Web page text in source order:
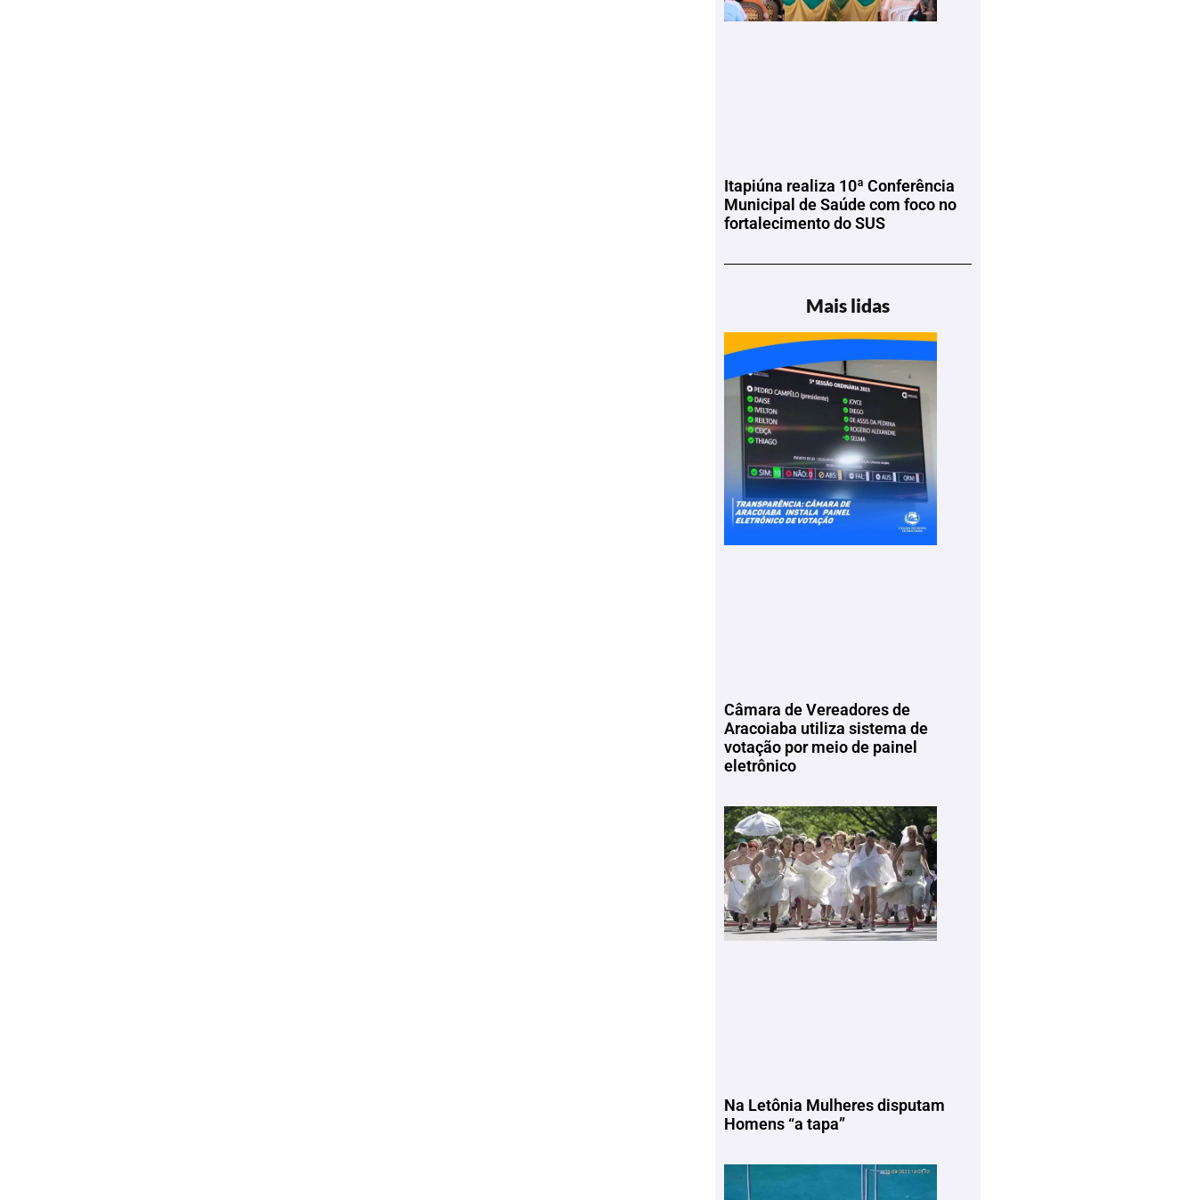
Itapiúna realiza 10ª Conferência
Municipal de Saúde com foco no
fortalecimento do SUS
Mais lidas
Câmara de Vereadores de
Aracoiaba utiliza sistema de
votação por meio de painel
eletrônico
Na Letônia Mulheres disputam
Homens “a tapa”